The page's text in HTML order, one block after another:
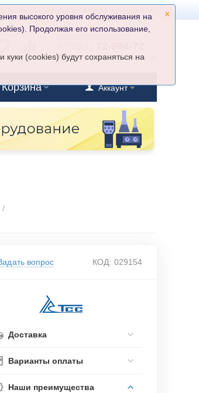
×
высокого уровня обслуживания на
Продолжая его использование,
и куки (cookies) будут сохраняться на
Заказать обратный звонок
Аккаунт
Корзина
/
вопрос КОД: 029154
Доставка
Варианты оплаты
Наши преимущества